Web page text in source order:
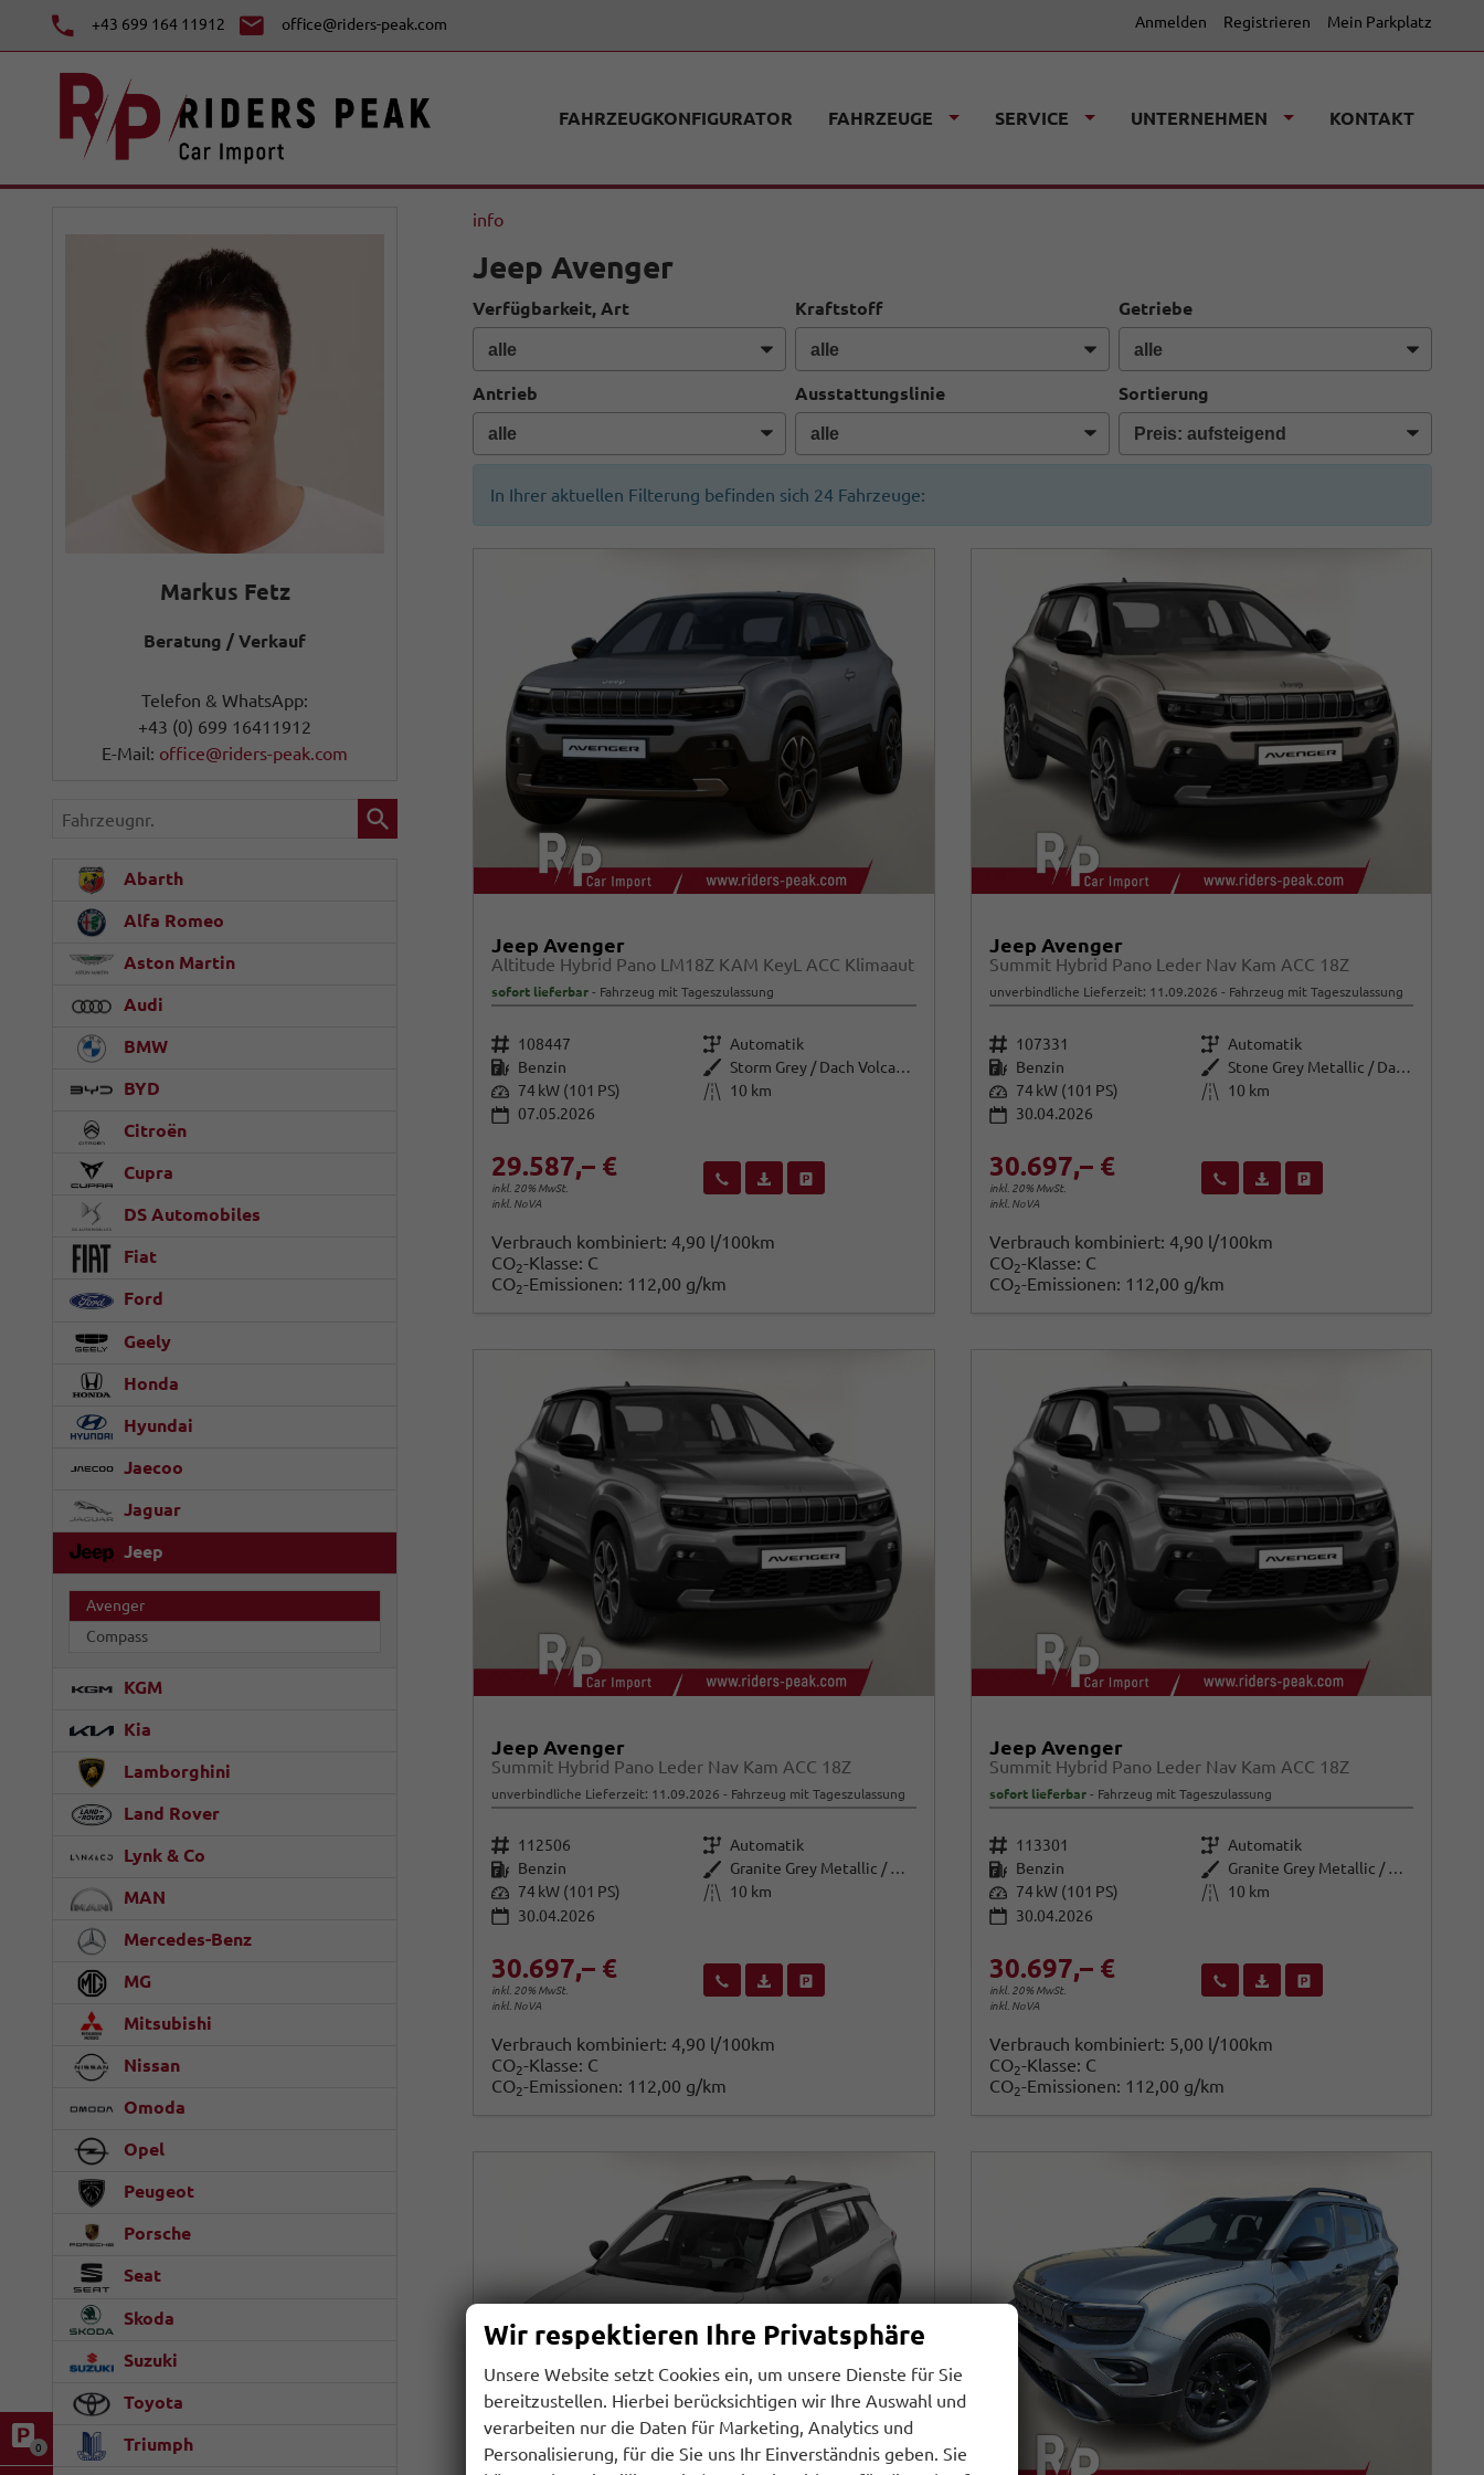
+43 699 164 11912 office@riders-peak.com Anmelden Registrieren Mein Parkplatz
0
FAHRZEUGKONFIGURATOR FAHRZEUGE SERVICE UNTERNEHMEN KONTAKT
info
Jeep Avenger
Verfügbarkeit, Art Kraftstoff Getriebe
Antrieb Ausstattungslinie Sortierung
In Ihrer aktuellen Filterung befinden sich 24 Fahrzeuge:
Jeep Avenger
Altitude Hybrid Pano LM18Z KAM KeyL ACC Klimaaut
sofort lieferbar Fahrzeug mit Tageszulassung
Fahrzeugnr. 108447 Getriebe Automatik
Kraftstoff Benzin Außenfarbe
Storm Grey / Dach Volcano Black
Leistung 74 kW (101 PS) Kilometerstand 10 km
07.05.2026
29.587,– €
inkl. 20% MwSt.
inkl. NoVA
Wir rufen Sie anFahrzeugexposé (PDF)
Verbrauch kombiniert:4,90 l/100km
CO2-Klasse: C
CO2-Emissionen: 112,00 g/km
Jeep Avenger
Summit Hybrid Pano Leder Nav Kam ACC 18Z
unverbindliche Lieferzeit: 11.09.2026 Fahrzeug mit Tageszulassung
Fahrzeugnr. 107331 Getriebe Automatik
Kraftstoff Benzin Außenfarbe
Stone Grey Metallic / Dach: schw
Leistung 74 kW (101 PS) Kilometerstand
10 km
30.04.2026
30.697,– €
inkl. 20% MwSt.
inkl. NoVA
Wir rufen Sie anFahrzeugexposé (PDF)
Fahrzeug parken
Verbrauch kombiniert: 4,90 l/100km
CO2-Klasse: C
CO2-Emissionen: 112,00 g/km
Jeep Avenger
Summit Hybrid Pano Leder Nav Kam ACC 18Z
unverbindliche Lieferzeit: 11.09.2026 Fahrzeug mit Tageszulassung
Fahrzeugnr. 112506 Getriebe Automatik
Kraftstoff Benzin Außenfarbe
Granite Grey Metallic / Dach: sc
Leistung 74 kW (101 PS) Kilometerstand 10 km
30.04.2026
30.697,– €
inkl. 20% MwSt.
inkl. NoVA
Wir rufen Sie anFahrzeugexposé (PDF)
Verbrauch kombiniert:4,90 l/100km
CO2-Klasse: C
CO2-Emissionen: 112,00 g/km
Jeep Avenger
Summit Hybrid Pano Leder Nav Kam ACC 18Z
sofort lieferbar Fahrzeug mit Tageszulassung
Fahrzeugnr. 113301 Getriebe Automatik
Kraftstoff Benzin Außenfarbe
Granite Grey Metallic / Dach: sc
Leistung 74 kW (101 PS) Kilometerstand
10 km
30.04.2026
30.697,– €
inkl. 20% MwSt.
inkl. NoVA
Wir rufen Sie anFahrzeugexposé (PDF)
Fahrzeug parken
Verbrauch kombiniert: 5,00 l/100km
CO2-Klasse: C
CO2-Emissionen: 112,00 g/km
Markus Fetz
Beratung / Verkauf
Telefon & WhatsApp:
+43 (0) 699 16411912
E-Mail: office@riders-peak.com
Fahrzeugnr.
Abarth
Alfa Romeo
Aston Martin
Audi
BMW
BYD
Citroën
Cupra
DS Automobiles
Fiat
Ford
Geely
Honda
Hyundai
Jaecoo
Jaguar
Jeep
Avenger
Compass
KGM
Kia
Lamborghini
Land Rover
Lynk & Co
MAN
Mercedes-Benz
MG
Mitsubishi
Nissan
Omoda
Opel
Peugeot
Porsche
Seat
Skoda
Suzuki
Toyota
Triumph
Wir respektieren Ihre Privatsphäre
Unsere Website setzt Cookies ein, um unsere Dienste für Sie
bereitzustellen. Hierbei berücksichtigen wir Ihre Auswahl und
verarbeiten nur die Daten für Marketing, Analytics und
Personalisierung, für die Sie uns Ihr Einverständnis geben. Sie